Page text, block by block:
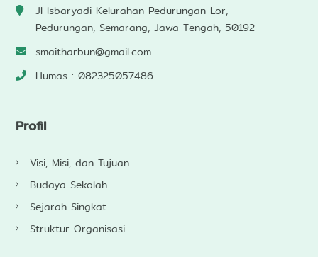
Jl Isbaryadi Kelurahan Pedurungan Lor,
Pedurungan, Semarang, Jawa Tengah, 50192
smaitharbun@gmail.com
Humas : 082325057486
Profil
Visi, Misi, dan Tujuan
Budaya Sekolah
Sejarah Singkat
Struktur Organisasi